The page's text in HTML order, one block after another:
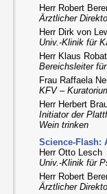
Herr Robert
Ärztlicher
Herr Dirk von
Univ.-Klinik für
Herr Klaus
Bereichsleiter
Frau Raffaela
KFV –
Herr Herbert
Initiator der
Wein trinken
Science-Flash:
Herr Otto Lesch
Univ.-Klinik für
Herr Robert
Ärztlicher